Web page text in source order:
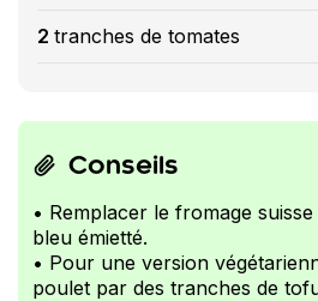
2 tranches de tomates
Conseils
• Remplacer le fromage
bleu émietté.
• Pour une version
poulet par des tranches de